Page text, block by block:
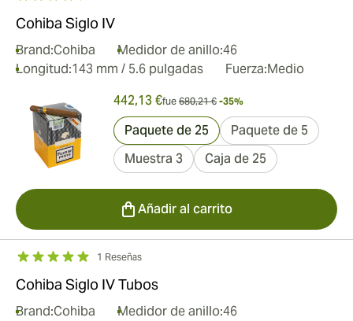
Cohiba Siglo IV
Brand:Cohiba Medidor de anillo:46
Longitud:143 mm / 5.6 pulgadas Fuerza:Medio
442,13 €fue 680,21 € -35%
Paquete de 25
Paquete de 5
Muestra 3
Caja de 25
Añadir al carrito
1 Reseñas
Cohiba Siglo IV Tubos
Brand:Cohiba Medidor de anillo:46